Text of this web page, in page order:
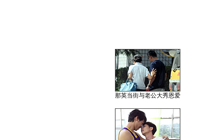
那英当街与老公大秀恩爱